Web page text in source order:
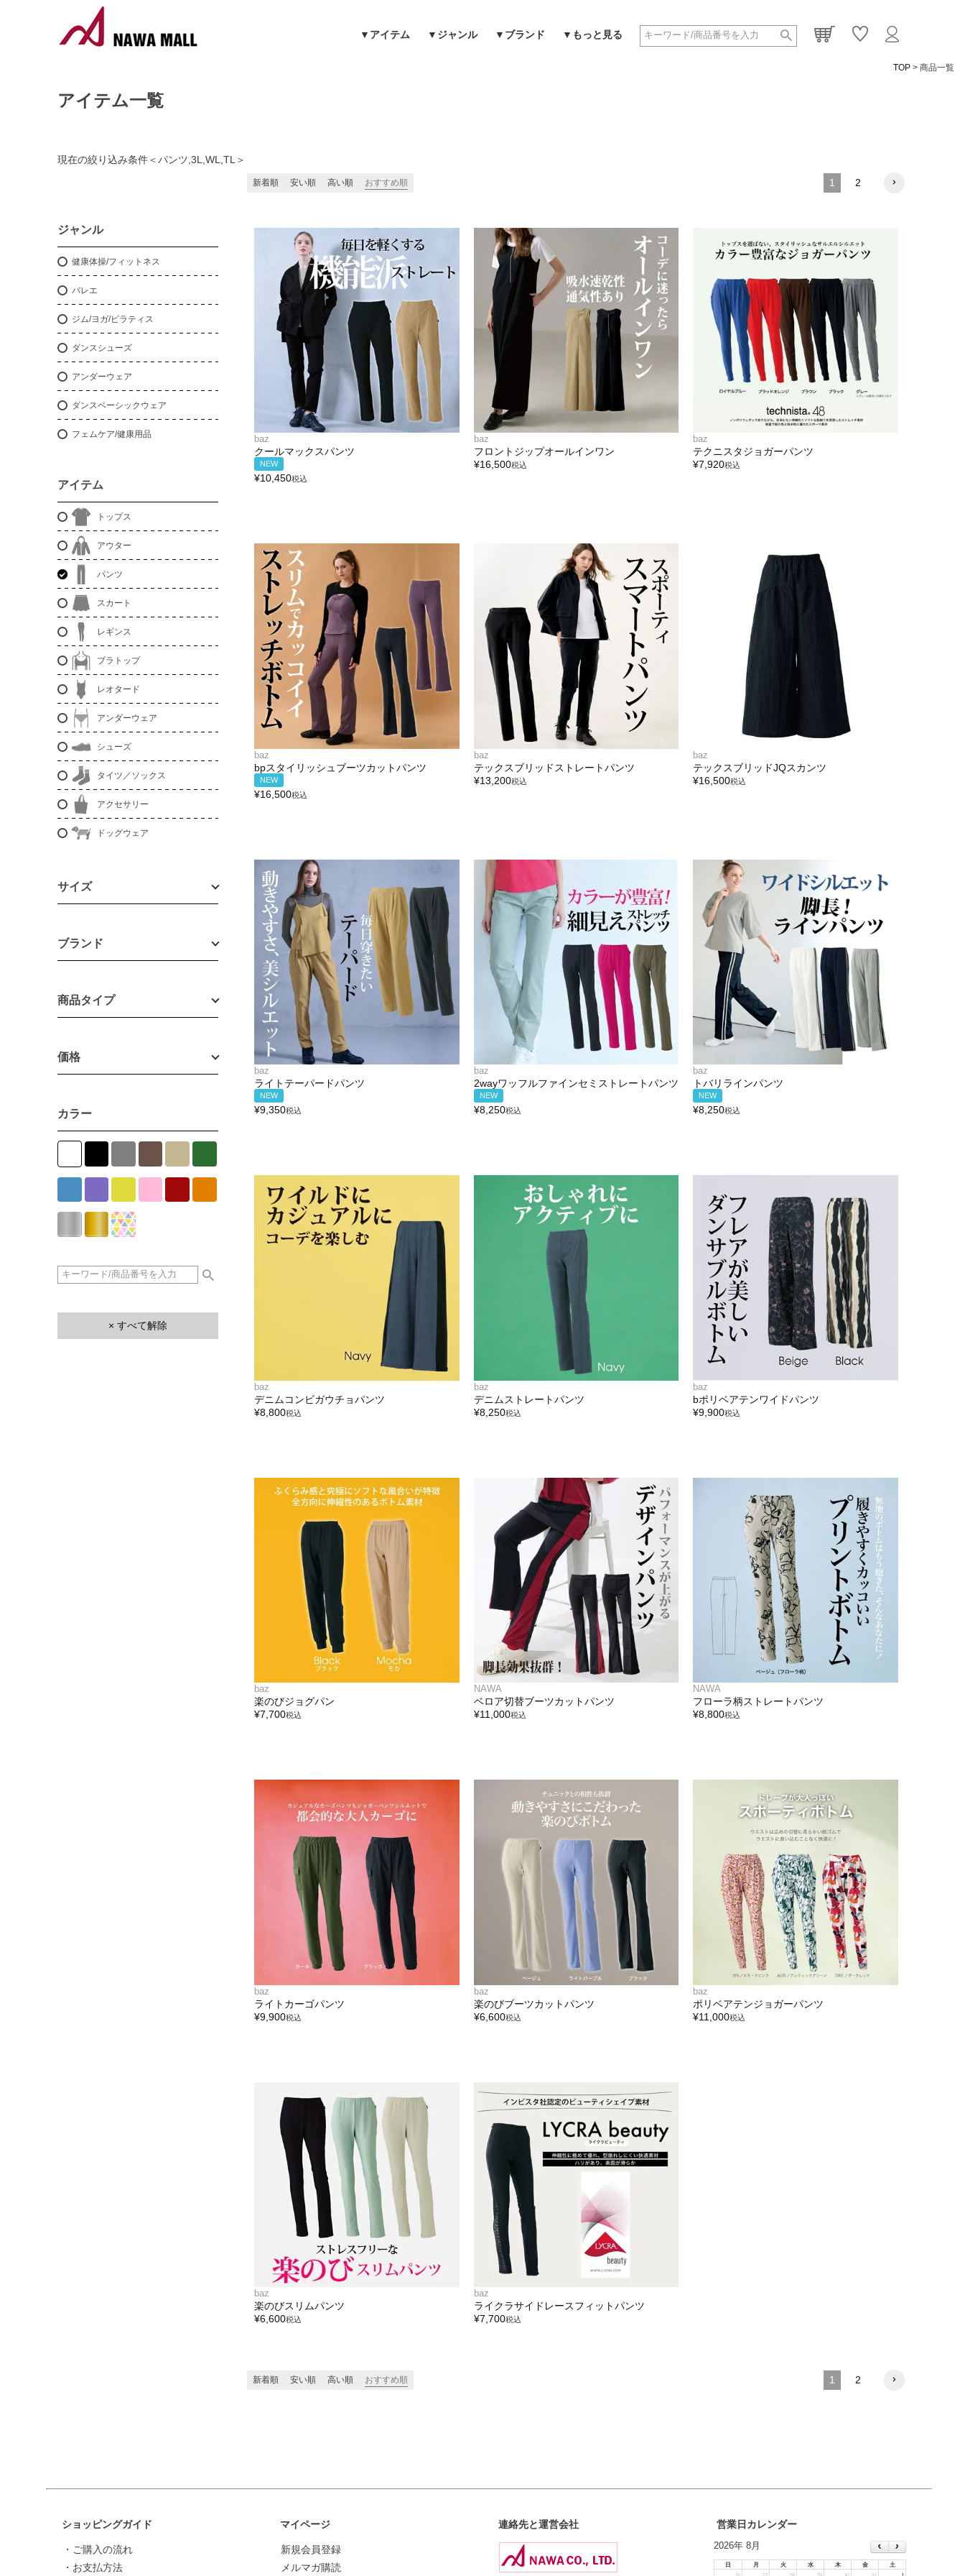
▼アイテム ▼ジャンル ▼ブランド ▼もっと見る
検索
TOP 商品一覧
現在の絞り込み条件＜パンツ,3L,WL,TL ＞
アイテム一覧
ジャンル
健康体操/フィットネス
バレエ
ジム/ヨガ/ピラティス
ダンスシューズ
アンダーウェア
ダンスベーシックウェア
フェムケア/健康用品
アイテム
トップス
アウター
パンツ
スカート
レギンス
ブラトップ
レオタード
アンダーウェア
シューズ
タイツ／ソックス
アクセサリー
ドッグウェア
サイズ
ブランド
商品タイプ
価格
カラー
× すべて解除
新着順 安い順 高い順 おすすめ順 1 2
baz
クールマックスパンツ
NEW
¥10,450税込
baz
フロントジップオールインワン
¥16,500税込
baz
テクニスタジョガーパンツ
¥7,920税込
baz
bpスタイリッシュブーツカットパンツ
NEW
¥16,500税込
baz
テックスブリッドストレートパンツ
¥13,200税込
baz
テックスブリッドJQスカンツ
¥16,500税込
baz
ライトテーパードパンツ
NEW
¥9,350税込
baz
2wayワッフルファインセミストレートパンツ
NEW
¥8,250税込
baz
トバリラインパンツ
NEW
¥8,250税込
baz
デニムコンビガウチョパンツ
¥8,800税込
baz
デニムストレートパンツ
¥8,250税込
baz
bポリベアテンワイドパンツ
¥9,900税込
baz
楽のびジョグパン
¥7,700税込
NAWA
ベロア切替ブーツカットパンツ
¥11,000税込
NAWA
フローラ柄ストレートパンツ
¥8,800税込
baz
ライトカーゴパンツ
¥9,900税込
baz
楽のびブーツカットパンツ
¥6,600税込
baz
ポリベアテンジョガーパンツ
¥11,000税込
baz
楽のびスリムパンツ
¥6,600税込
baz
ライクラサイドレースフィットパンツ
¥7,700税込
新着順 安い順 高い順 おすすめ順 1 2
ショッピングガイド
・ご購入の流れ
・お支払方法
マイページ
新規会員登録
メルマガ購読
連絡先と運営会社 営業日カレンダー
2026年 8月
日 月 火 水 木 金
土